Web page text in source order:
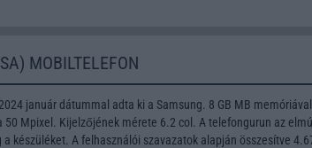
MOBILTELEFON
január dátummal adta ki a Samsung. 8 GB MB memóriával
50 Mpixel. Kijelzőjének mérete 6.2 col. A telefongurun az
készüléket. A felhasználói szavazatok alapján összesítve